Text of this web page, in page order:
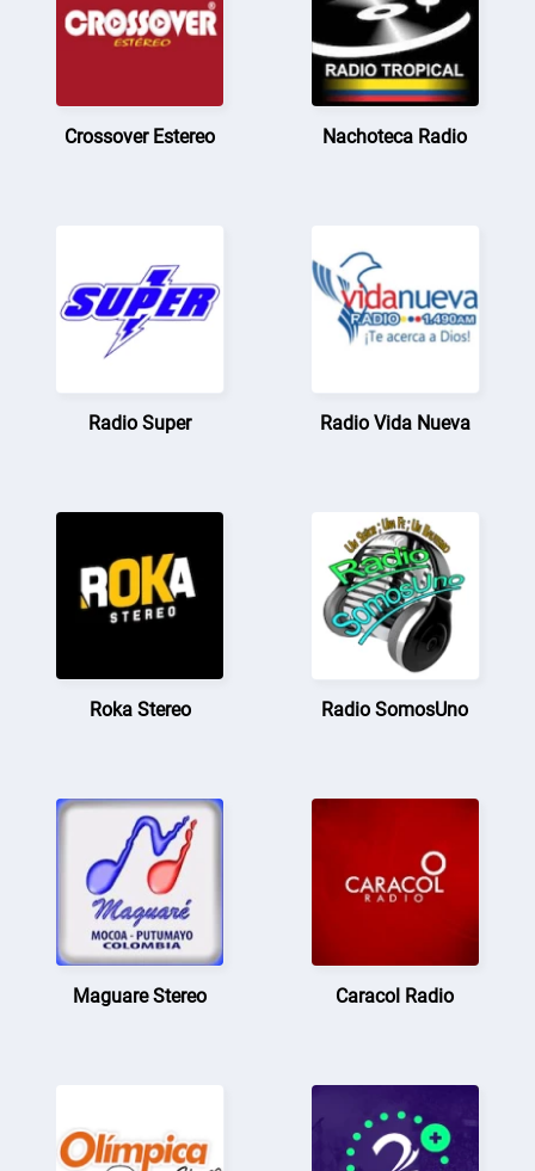
Crossover Estereo Nachoteca Radio
Radio Super Radio Vida Nueva
Roka Stereo Radio SomosUno
Maguare Stereo Caracol Radio